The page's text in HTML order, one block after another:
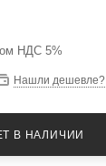
НДС 5%
Нашли дешевле?
В НАЛИЧИИ